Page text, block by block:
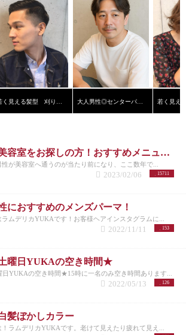
若く見える髪型 刈り上げ黒髪ショート【横浜美容院ラムデリカ】 大人男性◎センターパート
メンズ美容室をお探しの方！おすすめメニューまとめ
が美容室へ通うのが当たり前になり、ここ数年で...
15711
2023/02/06
におすすめのメンズパーマ！
ラムデリカYUKAです！お客様ヘアインスタグラムに...
153
2022/11/11
曜日YUKAの空き時間★
YUKAの空き時間★15時に一名のみ空き時間あります...
126
2022/05/13
髪ぼかしカラー
！ラムデリカYUKAです。老けて見えたり疲れて見え...